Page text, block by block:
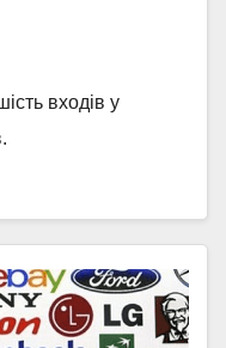
входів у